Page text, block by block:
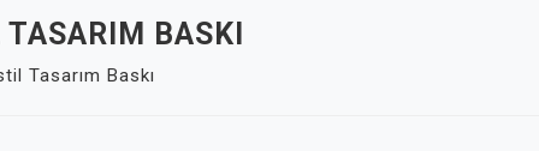
BASKI
Tasarım Baskı